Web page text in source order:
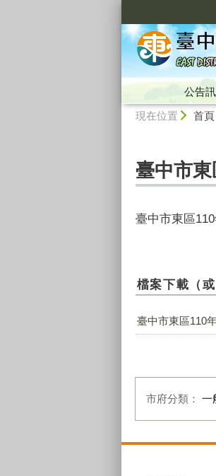
公告
現在位置 首頁
臺中市
臺中市東區
檔案下載（或
臺中市東區110
市府分類： 一